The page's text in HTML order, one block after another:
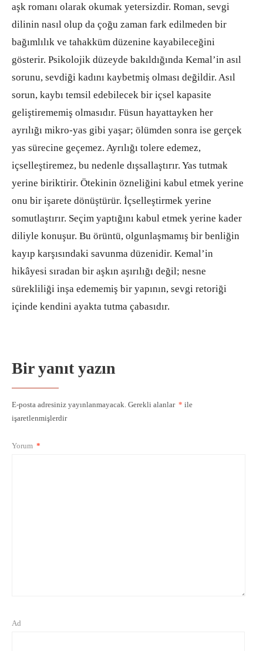
aşk romanı olarak okumak yetersizdir. Roman, sevgi
dilinin nasıl olup da çoğu zaman fark edilmeden bir
bağımlılık ve tahakküm düzenine kayabileceğini
gösterir. Psikolojik düzeyde bakıldığında Kemal’in asıl
sorunu, sevdiği kadını kaybetmiş olması değildir. Asıl
sorun, kaybı temsil edebilecek bir içsel kapasite
geliştirememiş olmasıdır. Füsun hayattayken her
ayrılığı mikro-yas gibi yaşar; ölümden sonra ise gerçek
yas sürecine geçemez. Ayrılığı tolere edemez,
içselleştiremez, bu nedenle dışsallaştırır. Yas tutmak
yerine biriktirir. Ötekinin özneliğini kabul etmek yerine
onu bir işarete dönüştürür. İçselleştirmek yerine
somutlaştırır. Seçim yaptığını kabul etmek yerine kader
diliyle konuşur. Bu örüntü, olgunlaşmamış bir benliğin
kayıp karşısındaki savunma düzenidir. Kemal’in
hikâyesi sıradan bir aşkın aşırılığı değil; nesne
sürekliliği inşa edememiş bir yapının, sevgi retoriği
içinde kendini ayakta tutma çabasıdır.
Bir yanıt yazın
E-posta adresiniz yayınlanmayacak. Gerekli alanlar * ile
işaretlenmişlerdir
Yorum *
Ad